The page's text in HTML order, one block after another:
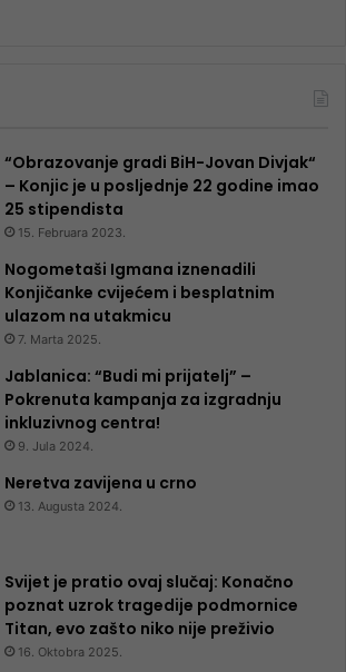
“Obrazovanje gradi BiH-Jovan Divjak“
– Konjic je u posljednje 22 godine imao
25 ​​stipendista
15. Februara 2023.
Nogometaši Igmana iznenadili
Konjičanke cvijećem i besplatnim
ulazom na utakmicu
7. Marta 2025.
Jablanica: “Budi mi prijatelj” –
Pokrenuta kampanja za izgradnju
inkluzivnog centra!
9. Jula 2024.
Neretva zavijena u crno
13. Augusta 2024.
Svijet je pratio ovaj slučaj: Konačno
poznat uzrok tragedije podmornice
Titan, evo zašto niko nije preživio
16. Oktobra 2025.